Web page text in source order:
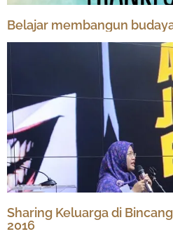
Belajar membangun
Sharing Keluarga di
2016